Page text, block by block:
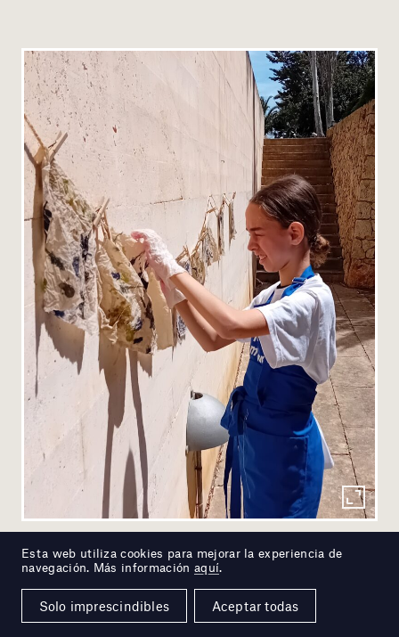
Esta web utiliza cookies para mejorar la experiencia de
navegación. Más información aquí.
Solo imprescindibles Aceptar todas